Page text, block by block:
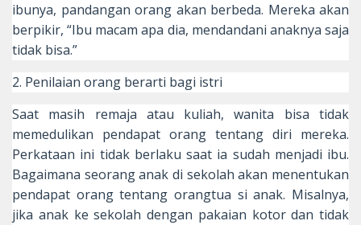
ibunya, pandangan orang akan berbeda. Mereka akan
berpikir, “Ibu macam apa dia, mendandani anaknya saja
tidak bisa.”
2. Penilaian orang berarti bagi istri
Saat masih remaja atau kuliah, wanita bisa tidak
memedulikan pendapat orang tentang diri mereka.
Perkataan ini tidak berlaku saat ia sudah menjadi ibu.
Bagaimana seorang anak di sekolah akan menentukan
pendapat orang tentang orangtua si anak. Misalnya,
jika anak ke sekolah dengan pakaian kotor dan tidak